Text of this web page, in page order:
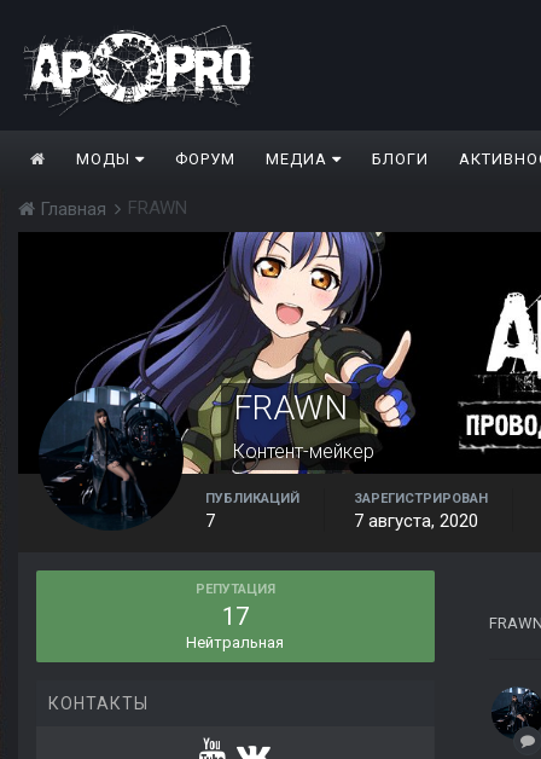
МОДЫ ФОРУМ МЕДИА БЛОГИ
Главная FRAWN
FRAWN
Контент-мейкер
ПУБЛИКАЦИЙ
7
ЗАРЕГИСТРИРОВАН
7 августа, 2020
РЕПУТАЦИЯ
17
Нейтральная
КОНТАКТЫ